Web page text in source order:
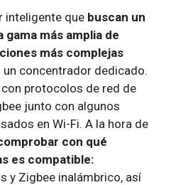
inteligente que buscan un
más amplia de
más complejas
concentrador dedicado.
protocolos de red de
junto con algunos
en Wi-Fi. A la hora de
con qué
es compatible:
y Zigbee inalámbrico, así